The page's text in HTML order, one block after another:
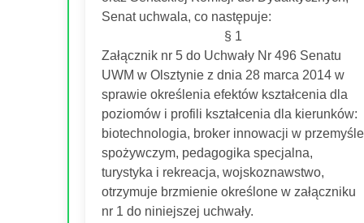
Senat uchwala, co następuje:
§ 1
Załącznik nr 5 do Uchwały Nr 496 Senatu
UWM w Olsztynie z dnia 28 marca 2014 w
sprawie określenia efektów kształcenia dla
poziomów i profili kształcenia dla kierunków:
biotechnologia, broker innowacji w przemyśle
spożywczym, pedagogika specjalna,
turystyka i rekreacja, wojskoznawstwo,
otrzymuje brzmienie określone w załączniku
nr 1 do niniejszej uchwały.